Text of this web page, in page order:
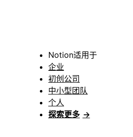
Notion适用于
企业
初创公司
中小型团队
个人
探索更多 →